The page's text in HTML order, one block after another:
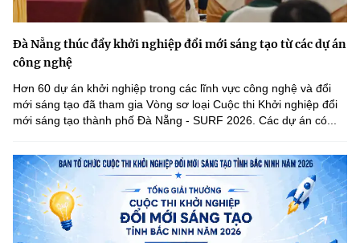
Đà Nẵng thúc đẩy khởi nghiệp đổi mới sáng tạo từ các dự án
công nghệ
Hơn 60 dự án khởi nghiệp trong các lĩnh vực công nghệ và đổi
mới sáng tạo đã tham gia Vòng sơ loại Cuộc thi Khởi nghiệp đổi
mới sáng tạo thành phố Đà Nẵng - SURF 2026. Các dự án có...